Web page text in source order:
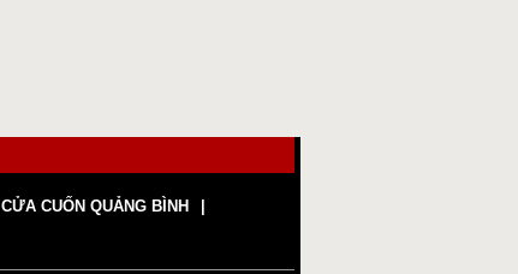
CỬA CUỐN QUẢNG BÌNH